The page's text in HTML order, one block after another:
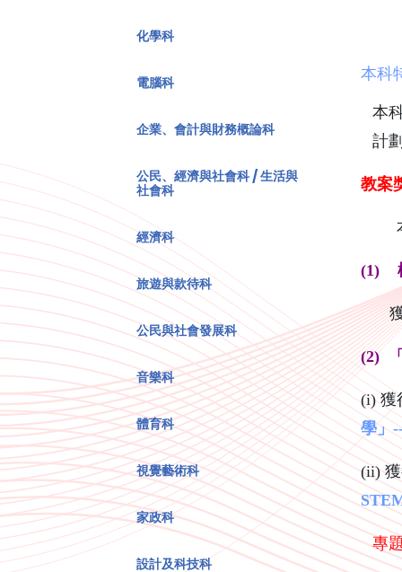
化學科
電腦科
企業、會計與財務概論科
公民、經濟與社會科 / 生活與
社會科
經濟科
旅遊與款待科
公民與社會發展科
音樂科
體育科
視覺藝術科
家政科
設計及科技科
本科
本
計
教案
本
(1)
(2)
(i) 獲
學」
(ii)
專